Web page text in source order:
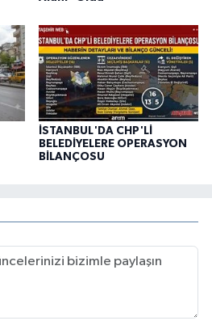
İSTANBUL'DA CHP'Lİ
BELEDİYELERE OPERASYON
BİLANÇOSU